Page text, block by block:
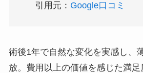
引用元： Google口コミ
術後1年で自然な変化を実感し、
放。費用以上の価値を感じた満